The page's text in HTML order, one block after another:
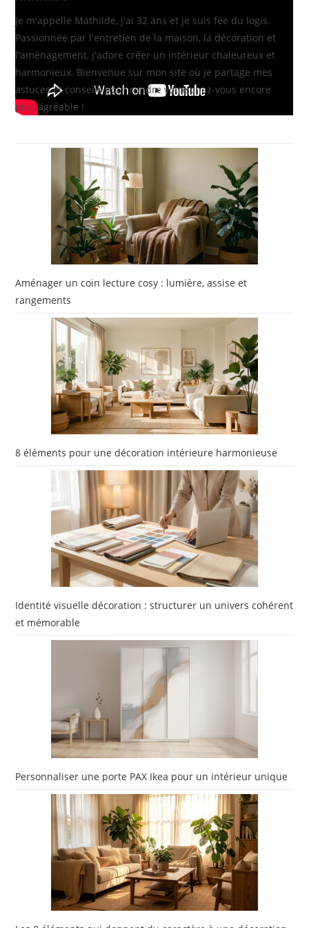
Je m'appelle Mathilde, j'ai 32 ans et je suis fée du logis.
Passionnée par l'entretien de la maison, la décoration et
l'aménagement, j'adore créer un intérieur chaleureux et
harmonieux. Bienvenue sur mon site où je partage mes
astuces et conseils pour rendre votre chez-vous encore
plus agréable !
Aménager un coin lecture cosy : lumière, assise et
rangements
8 éléments pour une décoration intérieure harmonieuse
Identité visuelle décoration : structurer un univers cohérent
et mémorable
Personnaliser une porte PAX Ikea pour un intérieur unique